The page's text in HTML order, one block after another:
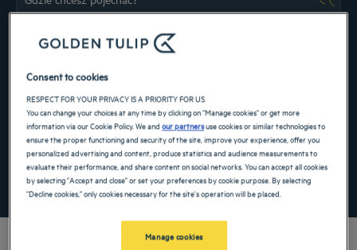
Navigate forward to interact with the calendar and select a date. Press the
ZNAJDŹ HOTEL
Dodaj specjalny kod
Consent to cookies
RESPECT FOR YOUR PRIVACY IS A PRIORITY FOR US
You can change your choices at any time by clicking on "Manage cookies" or get more
information via our Cookie Policy. We andour partnersuse cookies or similar technologies to
ensure the proper functioning and security of the site, improve your experience, offer you
personalized advertising and content, produce statistics and audience measurements to
evaluate their performance, and share content on social networks. You can accept all cookies
by selecting "Accept and close" or set your preferences by cookie purpose. By selecting
"Decline cookies," only cookies necessary for the site's operation will be placed.
Manage cookies